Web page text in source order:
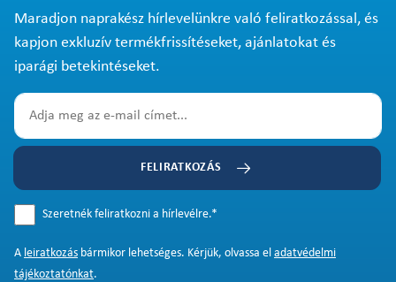
Maradjon naprakész hírlevelünkre való feliratkozással, és
kapjon exkluzív termékfrissítéseket, ajánlatokat és
iparági betekintéseket.
FELIRATKOZÁS
Szeretnék feliratkozni a hírlevélre.*
A leiratkozás bármikor lehetséges. Kérjük, olvassa el adatvédelmi
tájékoztatónkat.